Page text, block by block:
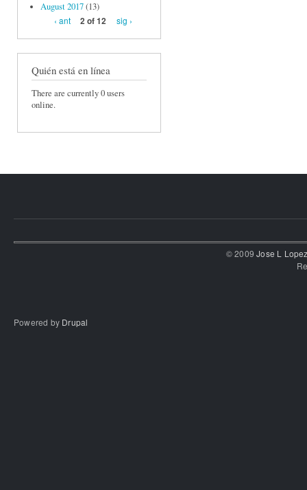
August 2017(13)
‹ ant
2 of 12 sig ›
Quién está en línea
There are currently 0 users
online.
© 2009Jose L
Powered by Drupal